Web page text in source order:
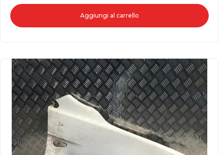
Aggiungi al carrello